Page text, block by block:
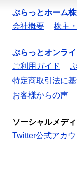
ぷらっとホーム
会社概要
株主
ぷらっとオンラ
ご利用ガイド
特定商取引法に
お客様からの声
ソーシャルメデ
Twitter公式アカウ